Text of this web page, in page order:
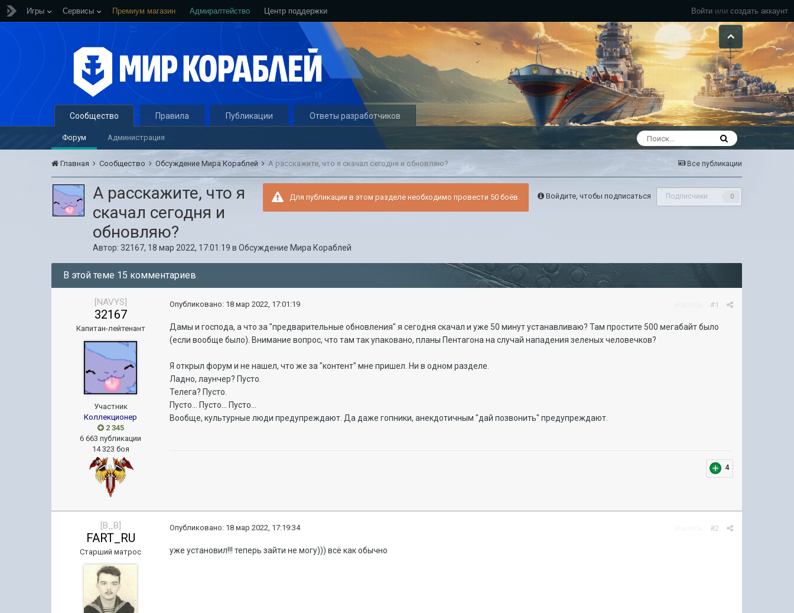
Войти или создать аккаунт
Игры Сервисы Премиум магазин Адмиралтейство Центр поддержки
Сообщество
Форум Администрация
Правила Публикации Ответы разработчиков
Все публикации
Главная Сообщество Обсуждение Мира Кораблей А расскажите, что я скачал сегодня и обновляю?
Войдите, чтобы подписаться Подписчики 0
Для публикации в этом разделе необходимо провести 50 боёв.
А расскажите, что я
скачал сегодня и
обновляю?
Автор:32167, 18 мар 2022, 17:01:19 вОбсуждение Мира Кораблей
В этой теме 15 комментариев
[NAVYS]
32167
Капитан-лейтенант
Участник
Коллекционер
2 345
6 663 публикации
14 323 боя
#1
Опубликовано: 18 мар 2022, 17:01:19
Дамы и господа, а что за "предварительные обновления" я сегодня скачал и уже 50 минут устанавливаю? Там простите 500 мегабайт было
(если вообще было). Внимание вопрос, что там так упаковано, планы Пентагона на случай нападения зеленых человечков?
Я открыл форум и не нашел, что же за "контент" мне пришел. Ни в одном разделе.
Ладно, лаунчер? Пусто.
Телега? Пусто.
Пусто... Пусто... Пусто...
Вообще, культурные люди предупреждают. Да даже гопники, анекдотичным "дай позвонить" предупреждают.
4
[B_B]
FART_RU
Старший матрос
#2
Опубликовано: 18 мар 2022, 17:19:34
уже установил!!! теперь зайти не могу))) всё как обычно